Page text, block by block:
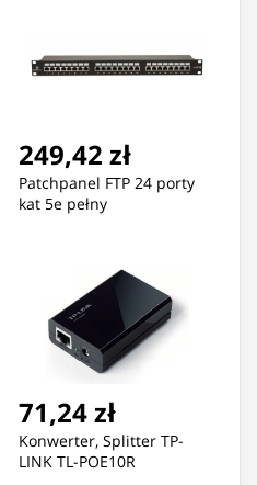
249,42 zł
Patchpanel FTP 24 porty
kat 5e pełny
71,24 zł
Konwerter, Splitter TP-
LINK TL-POE10R